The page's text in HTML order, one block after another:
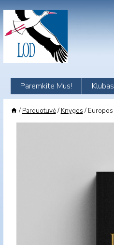
content
Paremkite Mus!
/ Parduotuvė/ Knygos/